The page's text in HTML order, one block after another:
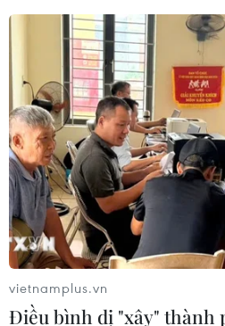
TIN CÙNG CHUYÊN
Thượng viện Mỹ thông qua
trừng phạt Nga
08/08/2026 03:50
vietnamplus.vn
Điều bình dị "xây" thành